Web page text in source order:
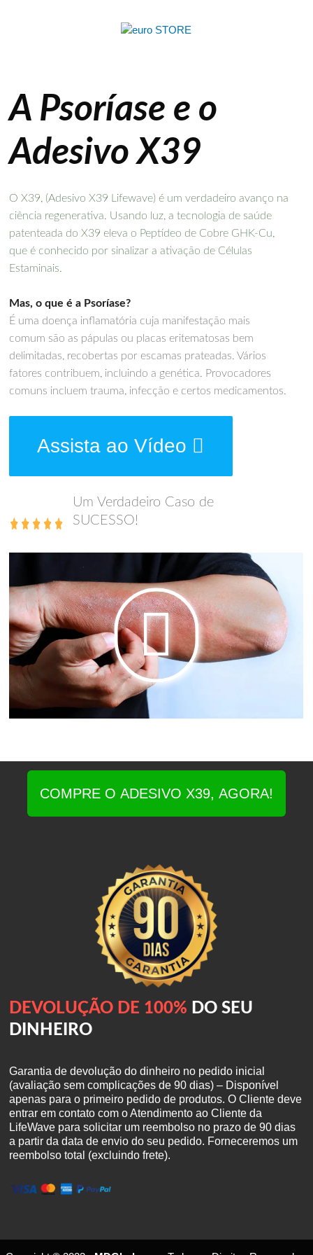
A Psoríase e o
Adesivo X39
O X39, (Adesivo X39 Lifewave) é um verdadeiro avanço na
ciência regenerativa. Usando luz, a tecnologia de saúde
patenteada do X39 eleva o Peptídeo de Cobre GHK-Cu,
que é conhecido por sinalizar a ativação de Células
Estaminais.
Mas, o que é a Psoríase?
É uma doença inflamatória cuja manifestação mais
comum são as pápulas ou placas eritematosas bem
delimitadas, recobertas por escamas prateadas. Vários
fatores contribuem, incluindo a genética. Provocadores
comuns incluem trauma, infecção e certos medicamentos.
Assista ao Vídeo
Um Verdadeiro Caso de
SUCESSO!
COMPRE O ADESIVO X39, AGORA!
DEVOLUÇÃO DE 100% DO SEU
DINHEIRO
Garantia de devolução do dinheiro no pedido inicial
(avaliação sem complicações de 90 dias) – Disponível
apenas para o primeiro pedido de produtos. O Cliente deve
entrar em contato com o Atendimento ao Cliente da
LifeWave para solicitar um reembolso no prazo de 90 dias
a partir da data de envio do seu pedido. Forneceremos um
reembolso total (excluindo frete).